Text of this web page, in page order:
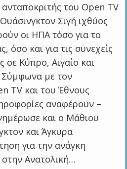
του Open TV
Σιγή ιχθύος
οι ΗΠΑ τόσο για το
όσο και για τις συνεχείς
σε Κύπρο, Αιγαίο και
Σύμφωνα με τον
TV και του Έθνους
αναφέρουν –
και ο Μάθιου
και Άγκυρα
για την ανάγκη
Ανατολική…